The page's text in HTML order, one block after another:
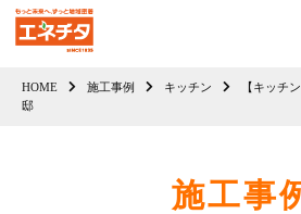
HOME 施工事例 キッチン
【キッチ
邸
施工事